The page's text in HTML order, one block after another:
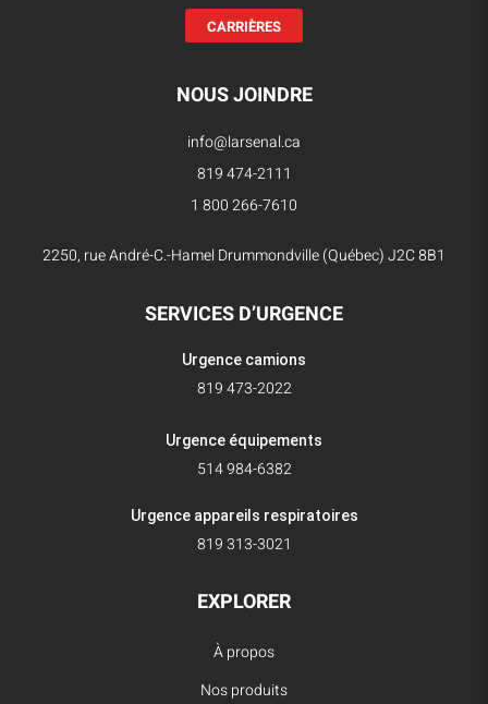
CARRIÈRES
NOUS JOINDRE
info@larsenal.ca
819 474-2111
1 800 266-7610
2250, rue André-C.-Hamel Drummondville (Québec) J2C 8B1
SERVICES D’URGENCE
Urgence camions
819 473-2022
Urgence équipements
514 984-6382
Urgence appareils respiratoires
819 313-3021
EXPLORER
À propos
Nos produits